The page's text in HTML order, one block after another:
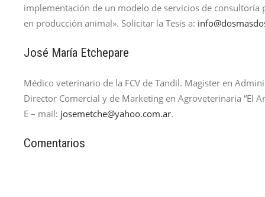
implementación de un modelo de servicios de consultoría
en producción animal». Solicitar la Tesis a:
José María Etchepare
Médico veterinario de la FCV de Tandil. Magister en
Director Comercial y de Marketing en Agroveterinaria “El
E – mail: josemetche@yahoo.com.ar.
Comentarios